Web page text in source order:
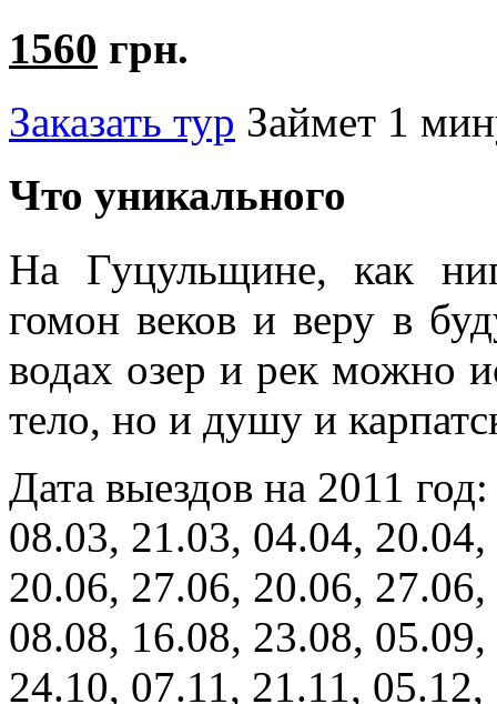
1560 грн.
Заказать тур Займет 1
Что уникального
На Гуцульщине, как
гомон веков и веру в
водах озер и рек можно
тело, но и душу и
Дата выездов на 2011
08.03, 21.03, 04.04,
20.06, 27.06, 20.06,
08.08, 16.08, 23.08,
24.10, 07.11, 21.11, 05.12,